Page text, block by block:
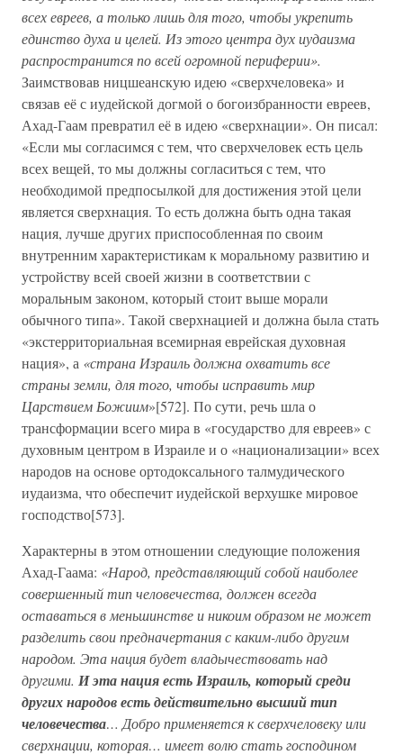
всех евреев, а только лишь для того, чтобы укрепить
единство духа и целей. Из этого центра дух иудаизма
распространится по всей огромной периферии».
Заимствовав ницшеанскую идею «сверхчеловека» и
связав её с иудейской догмой о богоизбранности евреев,
Ахад-Гаам превратил её в идею «сверхнации». Он писал:
«Если мы согласимся с тем, что сверхчеловек есть цель
всех вещей, то мы должны согласиться с тем, что
необходимой предпосылкой для достижения этой цели
является сверхнация. То есть должна быть одна такая
нация, лучше других приспособленная по своим
внутренним характеристикам к моральному развитию и
устройству всей своей жизни в соответствии с
моральным законом, который стоит выше морали
обычного типа». Такой сверхнацией и должна была стать
«экстерриториальная всемирная еврейская духовная
нация», а «страна Израиль должна охватить все
страны земли, для того, чтобы исправить мир
Царствием Божиим»[572]. По сути, речь шла о
трансформации всего мира в «государство для евреев» с
духовным центром в Израиле и о «национализации» всех
народов на основе ортодоксального талмудического
иудаизма, что обеспечит иудейской верхушке мировое
господство[573].
Характерны в этом отношении следующие положения
Ахад-Гаама: «Народ, представляющий собой наиболее
совершенный тип человечества, должен всегда
оставаться в меньшинстве и никоим образом не может
разделить свои предначертания с каким-либо другим
народом. Эта нация будет владычествовать над
другими. И эта нация есть Израиль, который среди
других народов есть действительно высший тип
человечества… Добро применяется к сверхчеловеку или
сверхнации, которая… имеет волю стать господином